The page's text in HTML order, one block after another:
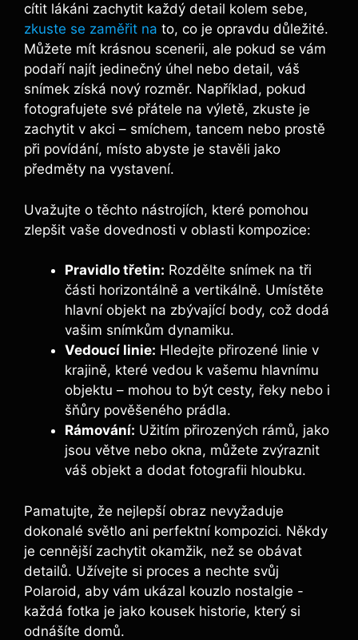
cítit ​lákáni zachytit každý detail kolem sebe,‌
zkuste se zaměřit na to,‍ co je opravdu důležité.
Můžete mít ⁢krásnou scenerii, ale pokud se⁤ vám⁢
podaří⁤ najít​ jedinečný úhel nebo detail, váš
‌snímek získá nový rozměr.⁣ Například, pokud⁢
fotografujete své ⁣přátele na‍ výletě, ‌zkuste je
zachytit v⁤ akci – smíchem, tancem nebo prostě ​
při povídání, místo abyste je stavěli ‌jako‍
předměty⁢ na​ vystavení.
Uvažujte o těchto⁣ nástrojích, ‌které pomohou⁢
zlepšit vaše dovednosti v⁤ oblasti kompozice:
Pravidlo třetin: ⁢Rozdělte ⁤snímek na tři⁤
části horizontálně⁢ a ‍vertikálně.‌ Umístěte
hlavní objekt‍ na zbývající body, což dodá
vašim snímkům dynamiku.
Vedoucí linie: Hledejte přirozené⁢ linie ⁤v
krajině, které vedou k vašemu hlavnímu
‍objektu – ⁤mohou‍ to být‍ cesty, řeky nebo ⁣i
šňůry pověšeného prádla.
Rámování: Užitím přirozených rámů, jako
‍jsou větve nebo okna, můžete zvýraznit
váš objekt ‌a‍ dodat fotografii hloubku.
Pamatujte, ⁣že nejlepší obraz nevyžaduje
dokonalé ⁣světlo ani perfektní kompozici. Někdy
je cennější zachytit⁤ okamžik,⁤ než se obávat
⁢detailů. ⁢Užívejte si proces‌ a ​nechte ⁣svůj
Polaroid, ⁣aby vám ukázal kouzlo nostalgie ⁣-⁢
každá ‍fotka je⁣ jako⁢ kousek historie, ‍který⁢ si
‍odnášíte domů.